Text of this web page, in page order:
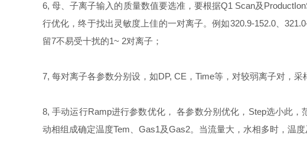
6, 母、子离子输入的质量数值要选准，要根据Q1 Scan及
行优化，终于找出灵敏度上佳的一对离子。例如320.9-152.0、
留7不易受十扰的1~ 2对离子；
7, 每对离子各参数分别设，如DP, CE，Time等，对较弱离子对，采
8, 手动运行Ramp进行参数优化， 各参数分别优化，Step选小此
动相组成确定温度Tem、Gas1及Gas2。当流量大，水相多时，温